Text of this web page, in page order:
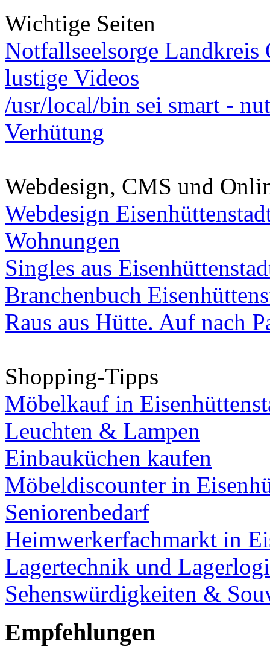
Wichtige Seiten
Notfallseelsorge Landkreis
lustige Videos
/usr/local/bin sei smart -
Verhütung
Webdesign, CMS und
Webdesign
Wohnungen
Singles aus
Branchenbuch
Raus aus Hütte. Auf nach
Shopping-Tipps
Möbelkauf in
Leuchten & Lampen
Einbauküchen kaufen
Möbeldiscounter in
Seniorenbedarf
Heimwerkerfachmarkt in
Lagertechnik und
Sehenswürdigkeiten &
Empfehlungen